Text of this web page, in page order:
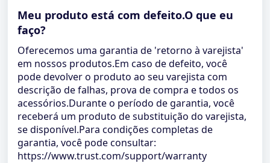
Meu produto está com defeito.O que eu
faço?
Oferecemos uma garantia de 'retorno à varejista'
em nossos produtos.Em caso de defeito, você
pode devolver o produto ao seu varejista com
descrição de falhas, prova de compra e todos os
acessórios.Durante o período de garantia, você
receberá um produto de substituição do varejista,
se disponível.Para condições completas de
garantia, você pode consultar:
https://www.trust.com/support/warranty